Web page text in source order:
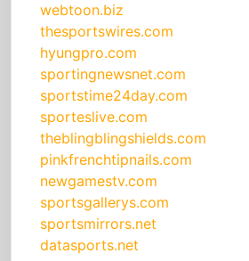
webtoon.biz
thesportswires.com
hyungpro.com
sportingnewsnet.com
sportstime24day.com
sporteslive.com
theblingblingshields.com
pinkfrenchtipnails.com
newgamestv.com
sportsgallerys.com
sportsmirrors.net
datasports.net